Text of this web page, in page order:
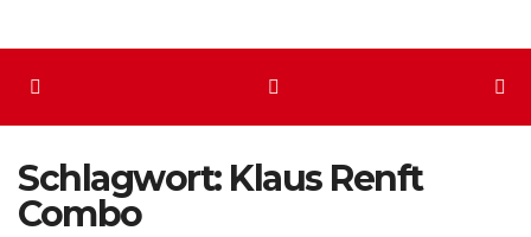
Schlagwort: Klaus Renft
Combo